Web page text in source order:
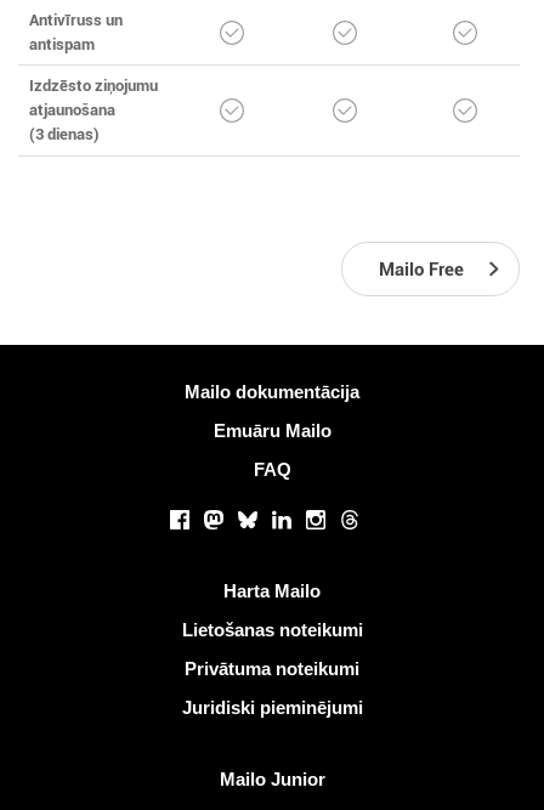
Antivīruss un
antispam
Izdzēsto ziņojumu
atjaunošana
(3 dienas)
Mailo Free
Mailo dokumentācija
Emuāru Mailo
FAQ
Facebook
Mastodon
BlueskyLinkedInInstagram
Threads
Harta Mailo
Lietošanas noteikumi
Privātuma noteikumi
Juridiski pieminējumi
Mailo Junior